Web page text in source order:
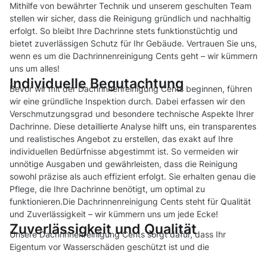
Mithilfe von bewährter Technik und unserem geschulten Team
stellen wir sicher, dass die Reinigung gründlich und nachhaltig
erfolgt. So bleibt Ihre Dachrinne stets funktionstüchtig und
bietet zuverlässigen Schutz für Ihr Gebäude. Vertrauen Sie uns,
wenn es um die Dachrinnenreinigung Cents geht – wir kümmern
uns um alles!
Individuelle Begutachtung
Bevor wir mit der Dachrinnenreinigung Cents beginnen, führen
wir eine gründliche Inspektion durch. Dabei erfassen wir den
Verschmutzungsgrad und besondere technische Aspekte Ihrer
Dachrinne. Diese detaillierte Analyse hilft uns, ein transparentes
und realistisches Angebot zu erstellen, das exakt auf Ihre
individuellen Bedürfnisse abgestimmt ist. So vermeiden wir
unnötige Ausgaben und gewährleisten, dass die Reinigung
sowohl präzise als auch effizient erfolgt. Sie erhalten genau die
Pflege, die Ihre Dachrinne benötigt, um optimal zu
funktionieren.Die Dachrinnenreinigung Cents steht für Qualität
und Zuverlässigkeit – wir kümmern uns um jede Ecke!
Zuverlässigkeit und Qualität
Unsere Dachrinnenreinigung Cents sorgt dafür, dass Ihr
Eigentum vor Wasserschäden geschützt ist und die